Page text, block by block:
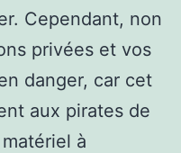
Cependant, non
privées et vos
danger, car cet
aux pirates de
à